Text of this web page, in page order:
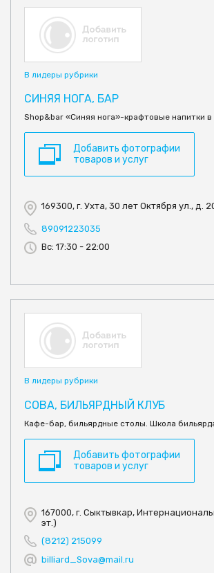
В лидеры рубрики
СИНЯЯ НОГА, БАР
Shop&bar «Синяя нога»-крафтовые напитки в
Добавить фотографии
товаров и услуг
169300, г. Ухта, 30 лет Октября ул., д.
89091223035
Вс: 17:30 - 22:00
В лидеры рубрики
СОВА, БИЛЬЯРДНЫЙ КЛУБ
Кафе-бар, бильярдные столы. Школа
Добавить фотографии
товаров и услуг
167000, г. Сыктывкар,
эт.)
(8212) 215099
billiard_Sova@mail.ru